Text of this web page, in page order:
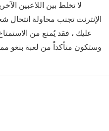
الإنترنت تجنب محاولة انتحال
عليك ، فقد يُمنع من